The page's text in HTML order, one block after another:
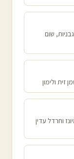
שום
זית ולימון
וחרדל עדין